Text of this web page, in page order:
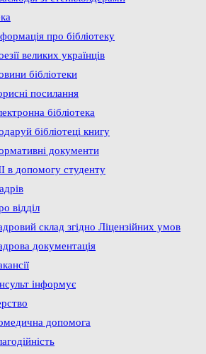
про бібліотеку
великих українців
бібліотеки
посилання
бібліотека
бібліотеці книгу
документи
в допомогу студенту
відділ
склад згідно Ліцензійних умов
документація
інформує
допомога